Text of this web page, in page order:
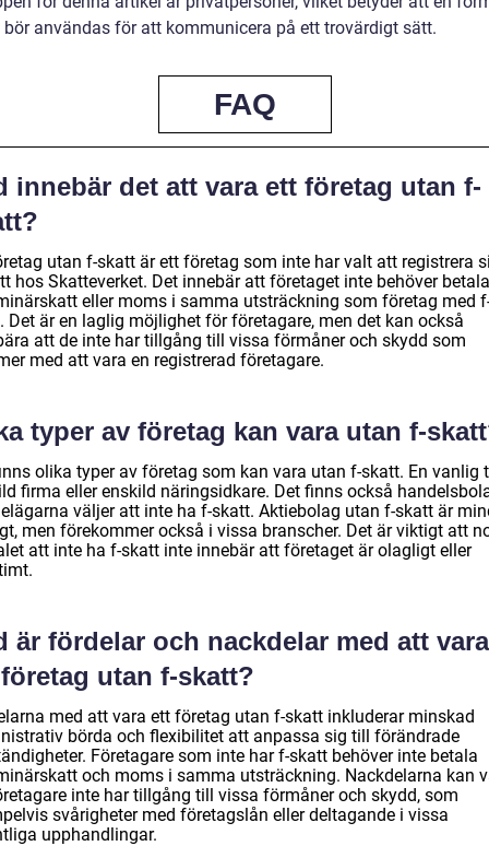
användas för att kommunicera på ett trovärdigt sätt.
FAQ
innebär det att vara ett företag utan f-
utan f-skatt är ett företag som inte har valt att registrera
hos Skatteverket. Det innebär att företaget inte behöver betala
eller moms i samma utsträckning som företag med
Det är en laglig möjlighet för företagare, men det kan också
att de inte har tillgång till vissa förmåner och skydd som
med att vara en registrerad företagare.
typer av företag kan vara utan f-
olika typer av företag som kan vara utan f-skatt. En vanlig
firma eller enskild näringsidkare. Det finns också
väljer att inte ha f-skatt. Aktiebolag utan f-skatt är
men förekommer också i vissa branscher. Det är viktigt att
att inte ha f-skatt inte innebär att företaget är olagligt eller
är fördelar och nackdelar med att vara
utan f-skatt?
med att vara ett företag utan f-skatt inkluderar minskad
börda och flexibilitet att anpassa sig till förändrade
Företagare som inte har f-skatt behöver inte betala
och moms i samma utsträckning. Nackdelarna kan
inte har tillgång till vissa förmåner och skydd, som
svårigheter med företagslån eller deltagande i vissa
upphandlingar.